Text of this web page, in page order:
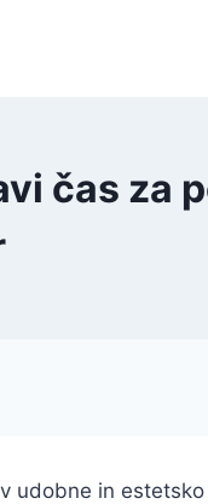
čas za
udobne in